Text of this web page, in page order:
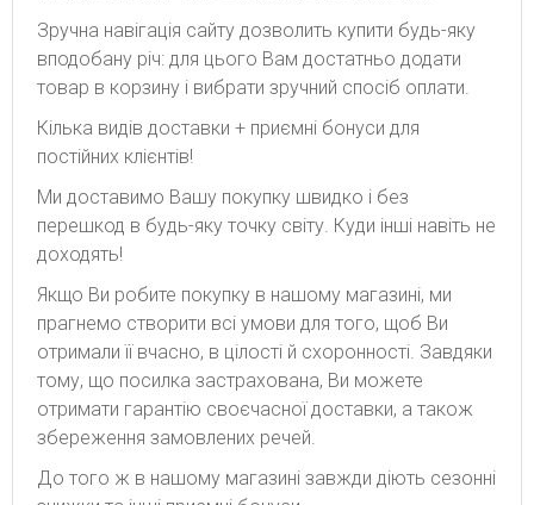
Зручна навігація сайту дозволить купити будь-яку
вподобану річ: для цього Вам достатньо додати
товар в корзину і вибрати зручний спосіб оплати.
Кілька видів доставки + приємні бонуси для
постійних клієнтів!
Ми доставимо Вашу покупку швидко і без
перешкод в будь-яку точку світу. Куди інші навіть не
доходять!
Якщо Ви робите покупку в нашому магазині, ми
прагнемо створити всі умови для того, щоб Ви
отримали її вчасно, в цілості й схоронності. Завдяки
тому, що посилка застрахована, Ви можете
отримати гарантію своєчасної доставки, а також
збереження замовлених речей.
До того ж в нашому магазині завжди діють сезонні